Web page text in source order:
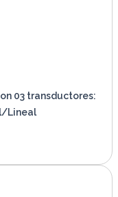
03 transductores:
Lineal